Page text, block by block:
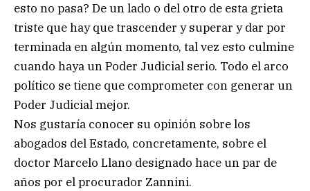
esto no pasa? De un lado o del otro de esta grieta
triste que hay que trascender y superar y dar por
terminada en algún momento, tal vez esto culmine
cuando haya un Poder Judicial serio. Todo el arco
político se tiene que comprometer con generar un
Poder Judicial mejor.
Nos gustaría conocer su opinión sobre los
abogados del Estado, concretamente, sobre el
doctor Marcelo Llano designado hace un par de
años por el procurador Zannini.